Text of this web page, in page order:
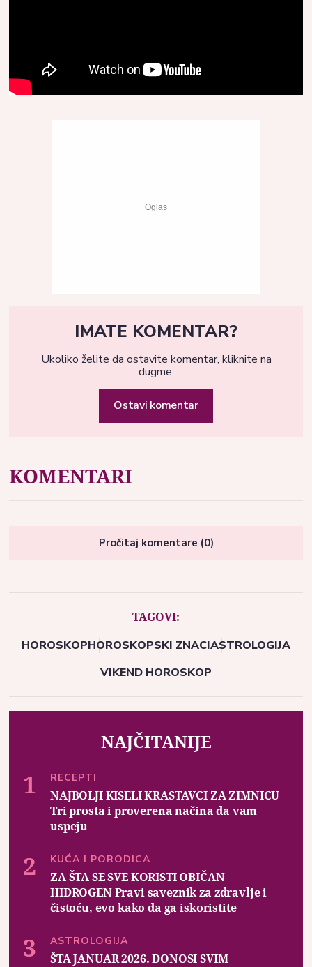
IMATE KOMENTAR?
Ukoliko želite da ostavite komentar, kliknite na
dugme.
Ostavi komentar
KOMENTARI
Pročitaj komentare (0)
TAGOVI:
HOROSKOPHOROSKOPSKI ZNACIASTROLOGIJA
VIKEND HOROSKOP
NAJČITANIJE
RECEPTI
NAJBOLJI KISELI KRASTAVCI ZA ZIMNICU
Tri prosta i proverena načina da vam
uspeju
KUĆA I PORODICA
ZA ŠTA SE SVE KORISTI OBIČAN
HIDROGEN Pravi saveznik za zdravlje i
čistoću, evo kako da ga iskoristite
ASTROLOGIJA
ŠTA JANUAR 2026. DONOSI SVIM